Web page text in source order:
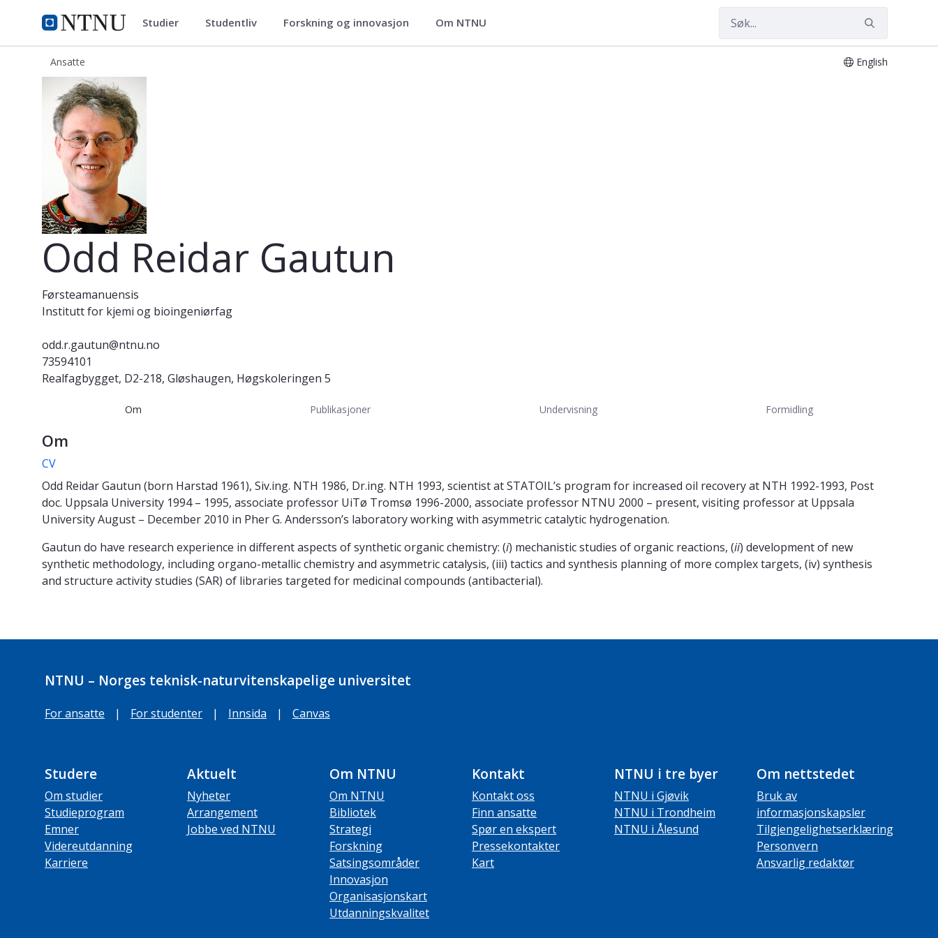
NTNU Hjemmeside
ntnu.no Studier Studentliv Forskning og innovasjon Om NTNU
Ansatte English
Odd Reidar Gautun
Odd Reidar Gautun
Førsteamanuensis
Institutt for kjemi og bioingeniørfag
odd.r.gautun@ntnu.no
73594101
Realfagbygget, D2-218, Gløshaugen, Høgskoleringen 5
Om Publikasjoner Undervisning Formidling
Om
CV
Odd Reidar Gautun (born Harstad 1961), Siv.ing. NTH 1986, Dr.ing. NTH 1993, scientist at STATOIL’s program for increased oil recovery at NTH 1992-1993, Post
doc. Uppsala University 1994 – 1995, associate professor UiTø Tromsø 1996-2000, associate professor NTNU 2000 – present, visiting professor at Uppsala
University August – December 2010 in Pher G. Andersson’s laboratory working with asymmetric catalytic hydrogenation.
Gautun do have research experience in different aspects of synthetic organic chemistry: (i) mechanistic studies of organic reactions, (ii) development of new
synthetic methodology, including organo-metallic chemistry and asymmetric catalysis, (iii) tactics and synthesis planning of more complex targets, (iv) synthesis
and structure activity studies (SAR) of libraries targeted for medicinal compounds (antibacterial).
NTNU – Norges teknisk-naturvitenskapelige universitet
For ansatte | For studenter | Innsida | Canvas
Studere
Om studier
Studieprogram
Emner
Videreutdanning
Karriere
Aktuelt
Nyheter
Arrangement
Jobbe ved NTNU
Om NTNU
Om NTNU
Bibliotek
Strategi
Forskning
Satsingsområder
Innovasjon
Organisasjonskart
Utdanningskvalitet
Kontakt
Kontakt oss
Finn ansatte
Spør en ekspert
Pressekontakter
Kart
NTNU i tre byer
NTNU i Gjøvik
NTNU i Trondheim
NTNU i Ålesund
Om nettstedet
Bruk av
informasjonskapsler
Tilgjengelighetserklæring
Personvern
Ansvarlig redaktør